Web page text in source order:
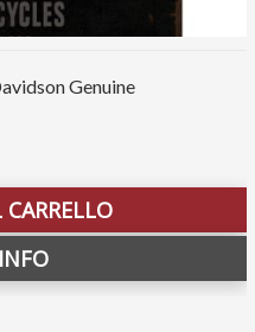
Genuine